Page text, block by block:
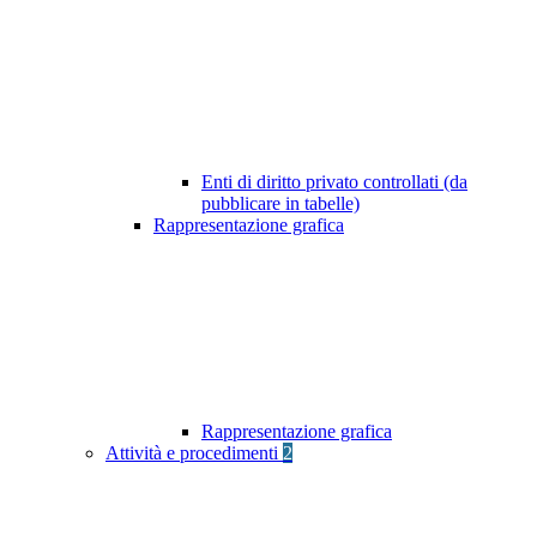
Enti di diritto privato controllati (da
pubblicare in tabelle)
Rappresentazione grafica
Rappresentazione grafica
Attività e procedimenti 2